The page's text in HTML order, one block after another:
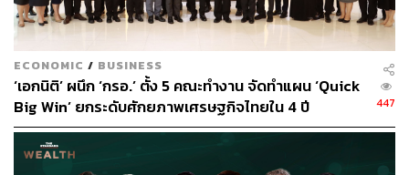
InnovestX Research ปรับประมาณการกำไรปี 2567 ลดลง
3% เพื่อสะท้อนค่าใช้จ่าย SG&A ที่สูงขึ้นจากขาดทุนอัตรา
แลกเปลี่ยนจำนวน 42 ล้านบาท ใน 3Q67 ทั้งนี้ ในเดือน
ตุลาคมถึงปัจจุบันคาดว่า SSS ของ HMPRO จะหดตัวลง โดย
จะลดลงในอัตราเลขตัวเดียวระดับต่ำถึงระดับกลาง YoY ใน
ร้านโฮมโปร (ลดลงในอัตราที่ช้าลง เทียบกับลดลง 5.8%YoY
ใน 3Q67)
ECONOMIC / BUSINESS
‘เอกนิติ’ ผนึก ‘กรอ.’ ตั้ง 5 คณะทำงาน จัดทำแผน ‘Quick
Big Win’ ยกระดับศักยภาพเศรษฐกิจไทยใน 4 ปี
447